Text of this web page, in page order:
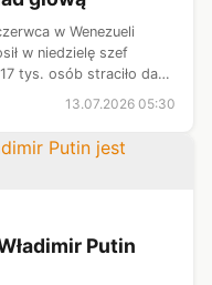
w Wenezueli
w niedzielę szef
tys. osób straciło dach
medycy próbują
13.07.2026 05:30
Putin